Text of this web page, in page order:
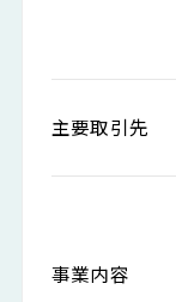
主要取引先
事業内容